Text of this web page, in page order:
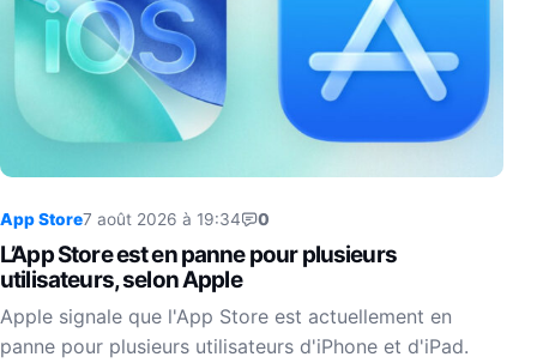
App Store7 août 2026 à 19:34 0
L’App Store est en panne pour plusieurs
utilisateurs, selon Apple
Apple signale que l'App Store est actuellement en
panne pour plusieurs utilisateurs d'iPhone et d'iPad.